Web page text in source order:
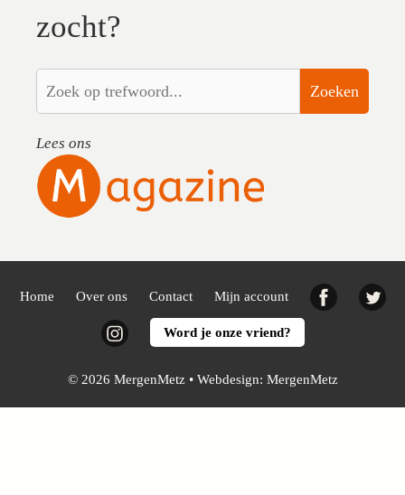
zocht?
Zoeken
Lees ons
Home Over ons Contact Mijn account Facebook
InstagramWord je onze vriend?
© 2026 MergenMetz • Webdesign: MergenMetz